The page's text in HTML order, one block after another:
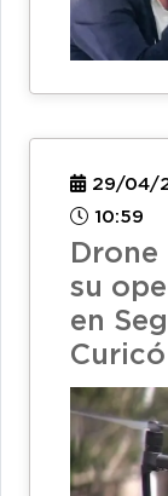
29/04/
10:59
su
en
Curicó